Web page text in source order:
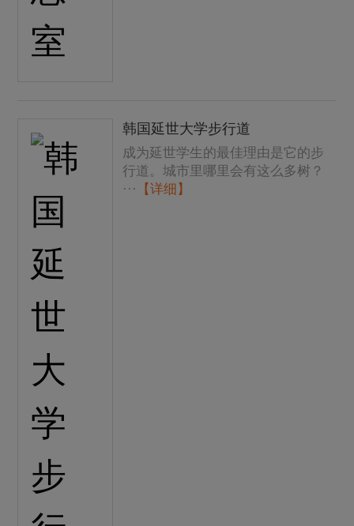
韩国延世大学步行道
成为延世学生的最佳理由是它的步
行道。城市里哪里会有这么多树？
···
【详细】